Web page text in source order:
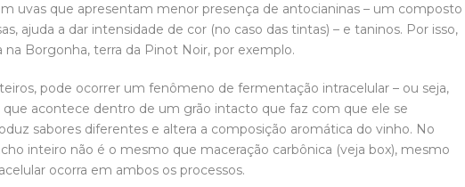
uvas que apresentam menor presença de antocianinas – um composto
ajuda a dar intensidade de cor (no caso das tintas) – e taninos. Por isso,
na Borgonha, terra da Pinot Noir, por exemplo.
pode ocorrer um fenômeno de fermentação intracelular – ou seja,
acontece dentro de um grão intacto que faz com que ele se
sabores diferentes e altera a composição aromática do vinho. No
inteiro não é o mesmo que maceração carbônica (veja box), mesmo
ocorra em ambos os processos.